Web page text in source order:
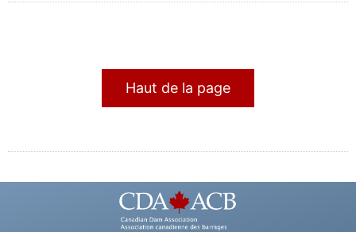
Haut de la page